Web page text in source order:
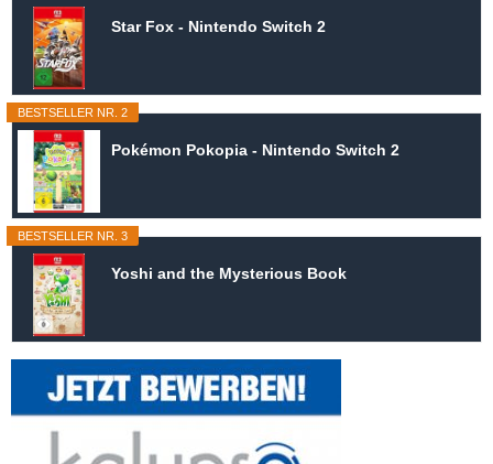
Star Fox - Nintendo Switch 2
BESTSELLER NR. 2
Pokémon Pokopia - Nintendo Switch 2
BESTSELLER NR. 3
Yoshi and the Mysterious Book